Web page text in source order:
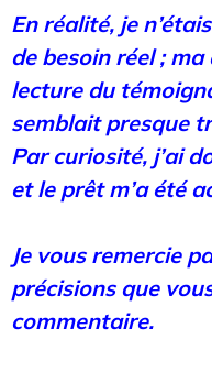
En réalité, je
de besoin réel ;
lecture du
semblait presque
Par curiosité, j’ai
et le prêt m’a été
Je vous remercie
précisions que
commentaire.